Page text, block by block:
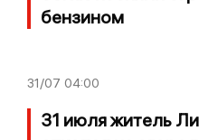
бензином
31/07 04:00
31 июля житель